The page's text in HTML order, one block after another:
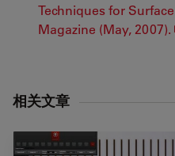
Techniques for
Magazine (May, 2007).
相关文章